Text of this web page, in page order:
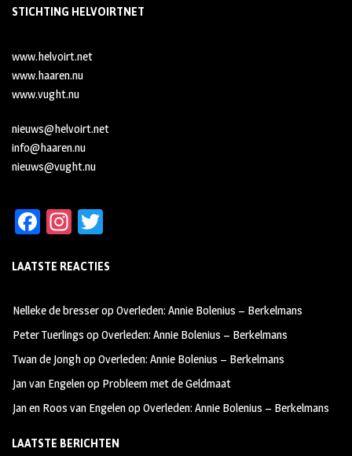
STICHTING HELVOIRTNET
www.helvoirt.net
www.haaren.nu
www.vught.nu
nieuws@helvoirt.net
info@haaren.nu
nieuws@vught.nu
Fa
b
oo
k
In
ag
m
tt
LAATSTE REACTIES
Nelleke de bresseropOverleden: Annie Bolenius – Berkelmans
Peter Tuerlings opOverleden: Annie Bolenius – Berkelmans
Twan de JonghopOverleden: Annie Bolenius – Berkelmans
Jan van Engelenop Probleem met de Geldmaat
Jan en Roos van EngelenopOverleden: Annie Bolenius – Berkelmans
LAATSTE BERICHTEN